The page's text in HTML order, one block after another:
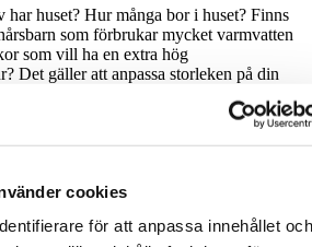
cookies
för att anpassa innehållet och
har huset? Hur många bor i huset? Finns
som förbrukar mycket varmvatten
som vill ha en extra hög
Det gäller att anpassa storleken på din
mycket viktig eftersom din värmepump